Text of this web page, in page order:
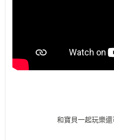
和寶貝一起玩樂